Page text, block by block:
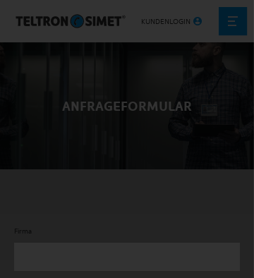
KUNDENLOGIN
ANFRAGEFORMULAR
Firma